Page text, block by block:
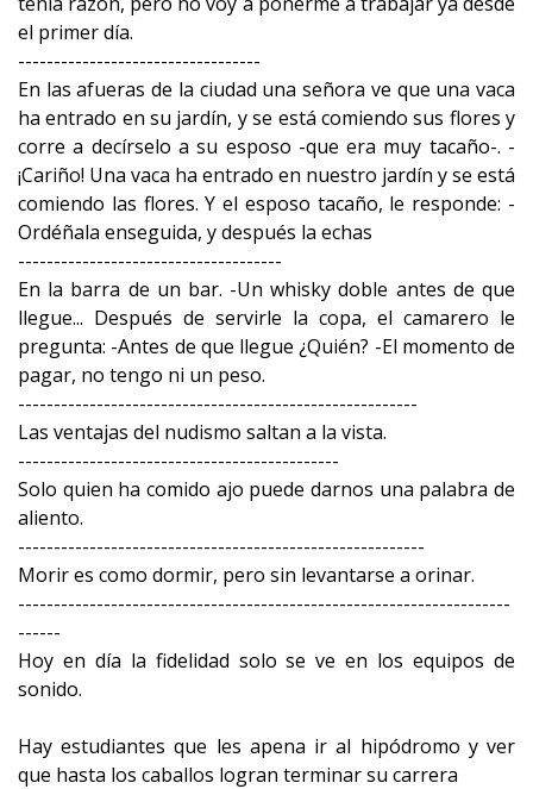
el primer día.
----------------------------------
En las afueras de la ciudad una señora ve que una vaca
ha entrado en su jardín, y se está comiendo sus flores y
corre a decírselo a su esposo -que era muy tacaño-. -
¡Cariño! Una vaca ha entrado en nuestro jardín y se está
comiendo las flores. Y el esposo tacaño, le responde: -
Ordéñala enseguida, y después la echas
-------------------------------------
En la barra de un bar. -Un whisky doble antes de que
llegue... Después de servirle la copa, el camarero le
pregunta: -Antes de que llegue ¿Quién? -El momento de
pagar, no tengo ni un peso.
--------------------------------------------------------
Las ventajas del nudismo saltan a la vista.
---------------------------------------------
Solo quien ha comido ajo puede darnos una palabra de
aliento.
---------------------------------------------------------
Morir es como dormir, pero sin levantarse a orinar.
---------------------------------------------------------------------
------
Hoy en día la fidelidad solo se ve en los equipos de
sonido.
Hay estudiantes que les apena ir al hipódromo y ver
que hasta los caballos logran terminar su carrera